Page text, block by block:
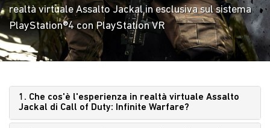
realtà virtuale Assalto Jackal in esclusiva sul sistema
PlayStation®4 con PlayStation VR
1. Che cos'è l'esperienza in realtà virtuale Assalto
Jackal di Call of Duty: Infinite Warfare?